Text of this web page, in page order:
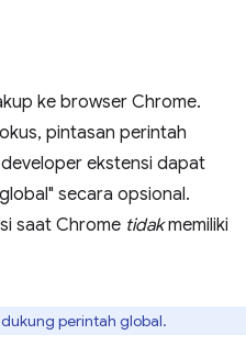
ke browser Chrome.
pintasan perintah
ekstensi dapat
secara opsional.
saat Chrome tidakmemiliki
perintah global.